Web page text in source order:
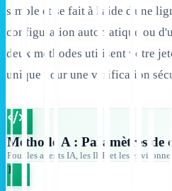
simple et se fait à l'aide d'une
configuration automatique ou
deux méthodes utilisent votre
unique pour une vérification
Méthode A : Paramètres de
Pour les agents IA, les IDE et les
1